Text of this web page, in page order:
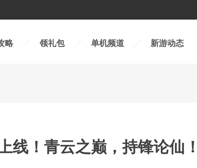
略 领礼包 单机频道 新游动态
线！青云之巅，持锋论仙！